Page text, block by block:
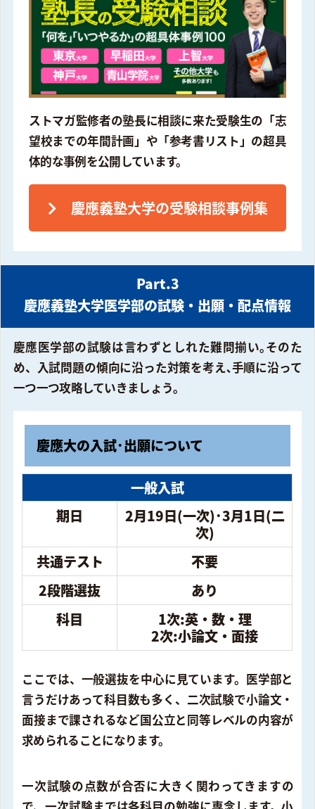
ストマガ監修者の塾長に相談に来た受験生の「志
望校までの年間計画」や「参考書リスト」の超具
体的な事例を公開しています。
慶應義塾大学の受験相談事例集
Part.3
慶應義塾大学医学部の試験・出願・配点情報
慶應医学部の試験は言わずとしれた難問揃い｡そのた
め、入試問題の傾向に沿った対策を考え､手順に沿って
一つ一つ攻略していきましょう｡
慶應大の入試･出願について
一般入試
期日
2月19日(一次)･3月1日(二
次)
共通テスト
不要
2段階選抜
あり
科目
1次:英・数・理
2次:小論文・面接
ここでは、一般選抜を中心に見ています。医学部と
言うだけあって科目数も多く、二次試験で小論文・
面接まで課されるなど国公立と同等レベルの内容が
求められることになります。
一次試験の点数が合否に大きく関わってきますの